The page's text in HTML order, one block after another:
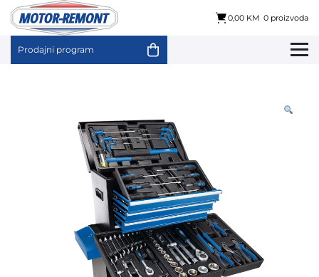
Skip
0,00 KM 0 proizvoda
Prodajni program